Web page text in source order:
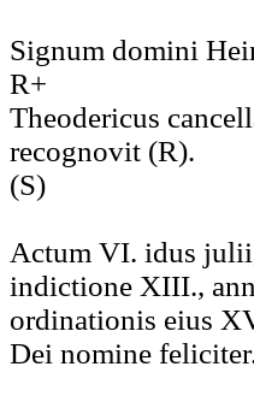
Signum domini
R+
Theodericus
recognovit (R).
(S)
Actum VI. idus
indictione XIII.,
ordinationis eius
Dei nomine